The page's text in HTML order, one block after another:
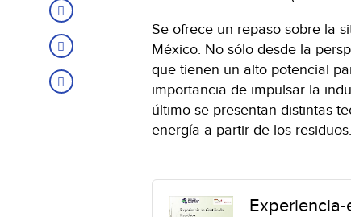
Se ofrece un repaso sobre la
México. No sólo desde la
que tienen un alto potencial
importancia de impulsar la
último se presentan distintas
energía a partir de los residuos.